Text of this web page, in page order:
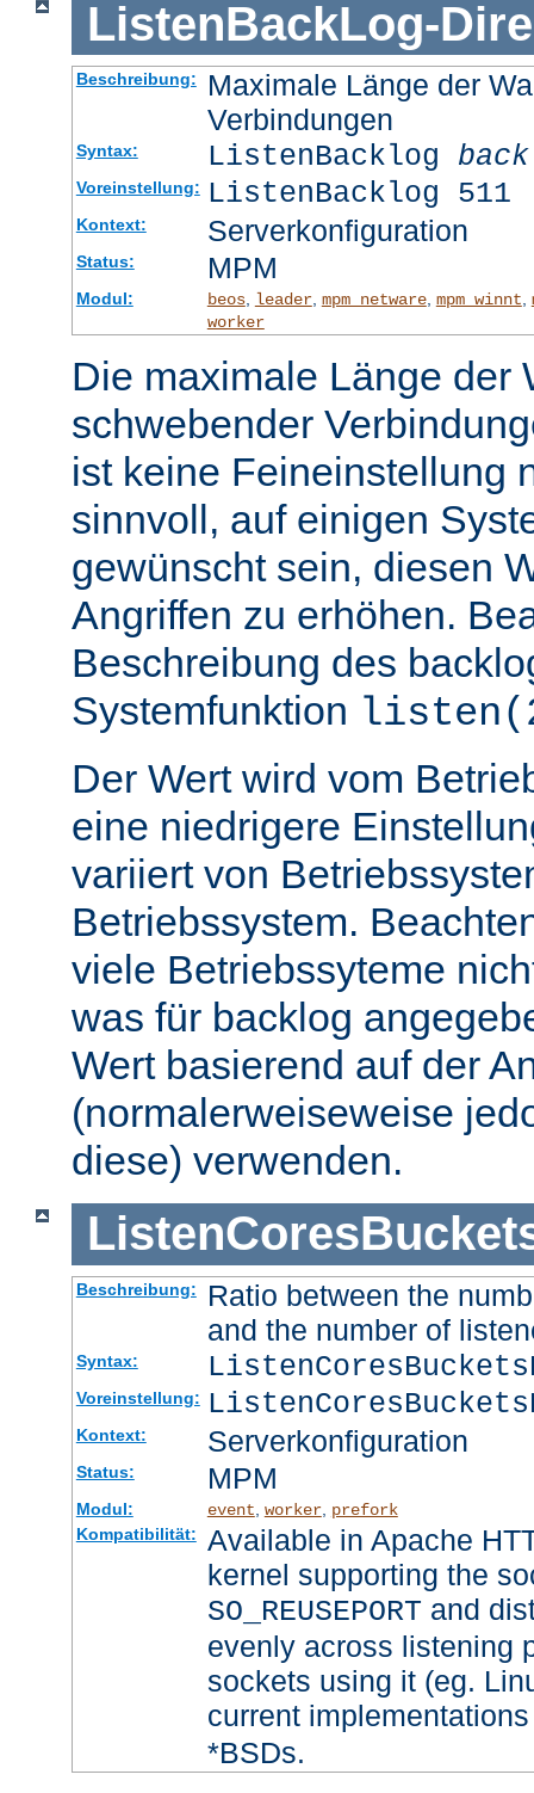
ListenBackLog-
Beschreibung:
Maximale Länge der
Verbindungen
Syntax: ListenBacklog
Voreinstellung: ListenBacklog 511
Kontext: Serverkonfiguration
Status: MPM
Modul: beos, leader, mpm_netware, mpm_winnt,
worker
Die maximale Länge der
schwebender
ist keine Feineinstellung
sinnvoll, auf einigen
gewünscht sein, diesen
Angriffen zu erhöhen.
Beschreibung des
Systemfunktion
Der Wert wird vom
eine niedrigere
variiert von
Betriebssystem.
viele Betriebssyteme
was für backlog
Wert basierend auf der
(normalerweiseweise
diese) verwenden.
Beschreibung:
Ratio between the
and the number of
Syntax:
Voreinstellung:
Kontext: Serverkonfiguration
Status: MPM
Modul: event worker, prefork
Kompatibilität:
Available in Apache
kernel supporting the
SO_REUSEPORT and
evenly across listening
sockets using it (eg.
current
*BSDs.